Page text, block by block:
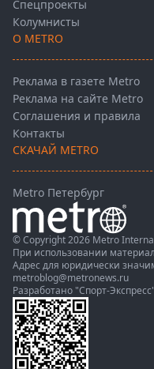
Спецпроекты
Колумнисты
О METRO
Реклама в газете Metro
Реклама на сайте Metro
Соглашения и правила
Контакты
СКАЧАЙ METRO
Metro Петербург
© Copyright 2026 Metro
При использовании
Адрес для юридически
metroblog@metronews.ru
Разработано "Спорт-Экспресс"